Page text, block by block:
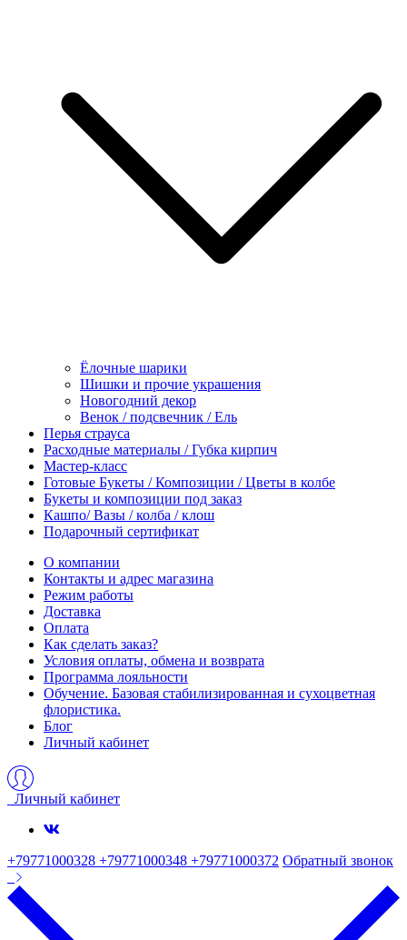
Ёлочные шарики
Шишки и прочие украшения
Новогодний декор
Венок / подсвечник / Ель
Перья страуса
Расходные материалы / Губка кирпич
Мастер-класс
Готовые Букеты / Композиции / Цветы в колбе
Букеты и композиции под заказ
Кашпо/ Вазы / колба / клош
Подарочный сертификат
О компании
Контакты и адрес магазина
Режим работы
Доставка
Оплата
Как сделать заказ?
Условия оплаты, обмена и возврата
Программа лояльности
Обучение. Базовая стабилизированная и сухоцветная
флористика.
Блог
Личный кабинет
Личный кабинет
+79771000328 +79771000348 +79771000372 Обратный звонок